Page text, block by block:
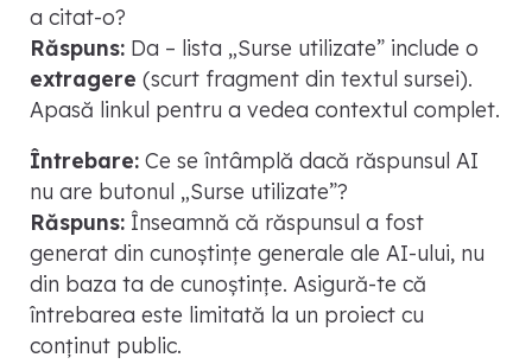
a citat-o?
Răspuns: Da – lista „Surse utilizate” include o
extragere (scurt fragment din textul sursei).
Apasă linkul pentru a vedea contextul complet.
Întrebare: Ce se întâmplă dacă răspunsul AI
nu are butonul „Surse utilizate”?
Răspuns: Înseamnă că răspunsul a fost
generat din cunoștințe generale ale AI-ului, nu
din baza ta de cunoștințe. Asigură-te că
întrebarea este limitată la un proiect cu
conținut public.